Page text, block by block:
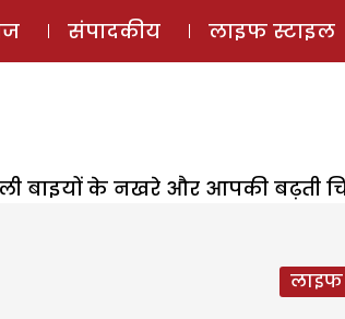
संपादकीय लाइफ स्टाइल
बाइयों के नखरे और आपकी बढ़ती
लाइफ